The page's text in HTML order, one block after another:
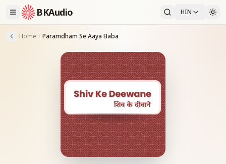
BKAudio HIN
Home Paramdham Se Aaya Baba